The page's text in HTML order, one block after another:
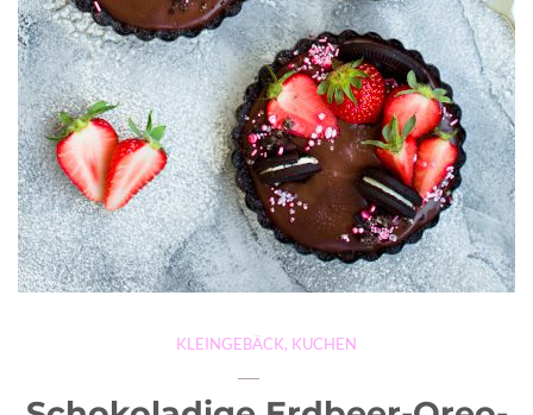
KLEINGEBÄCK, KUCHEN